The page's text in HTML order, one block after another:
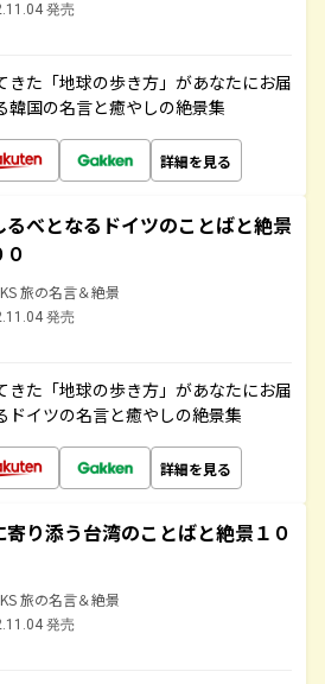
発売
きた「地球の歩き方」があなたにお届
韓国の名言と癒やしの絶景集
詳細を見る
るべとなるドイツのことばと絶景
０
旅の名言＆絶景
発売
きた「地球の歩き方」があなたにお届
ドイツの名言と癒やしの絶景集
詳細を見る
寄り添う台湾のことばと絶景１０
旅の名言＆絶景
発売